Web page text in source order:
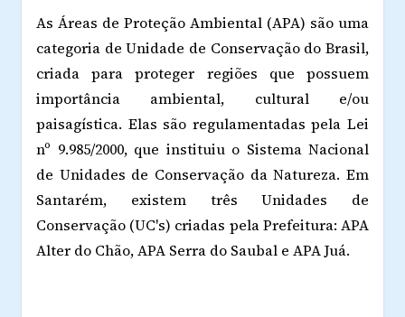
As Áreas de Proteção Ambiental (APA) são uma
categoria de Unidade de Conservação do Brasil,
criada para proteger regiões que possuem
importância ambiental, cultural e/ou
paisagística. Elas são regulamentadas pela Lei
nº 9.985/2000, que instituiu o Sistema Nacional
de Unidades de Conservação da Natureza. Em
Santarém, existem três Unidades de
Conservação (UC's) criadas pela Prefeitura: APA
Alter do Chão, APA Serra do Saubal e APA Juá.